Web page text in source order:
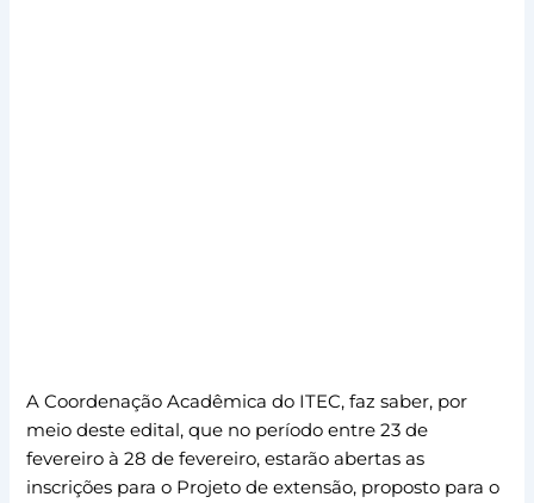
A Coordenação Acadêmica do ITEC, faz saber, por
meio deste edital, que no período entre 23 de
fevereiro à 28 de fevereiro, estarão abertas as
inscrições para o Projeto de extensão, proposto para o